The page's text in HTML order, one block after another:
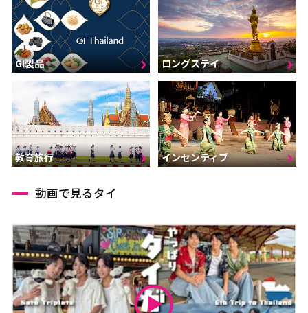
GI製品 ロングステイ
教育旅行 インセンティブ
動画で見るタイ